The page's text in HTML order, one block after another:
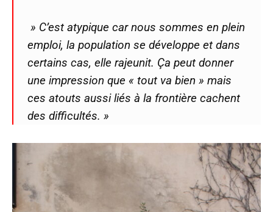
» C’est atypique car nous sommes en plein
emploi, la population se développe et dans
certains cas, elle rajeunit. Ça peut donner
une impression que « tout va bien » mais
ces atouts aussi liés à la frontière cachent
des difficultés. »